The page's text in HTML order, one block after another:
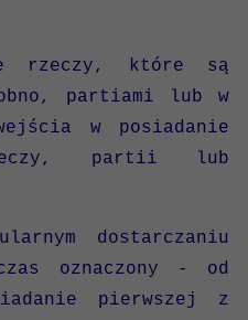
rzeczy, które są
partiami lub w
w posiadanie
partii lub
dostarczaniu
oznaczony - od
pierwszej z